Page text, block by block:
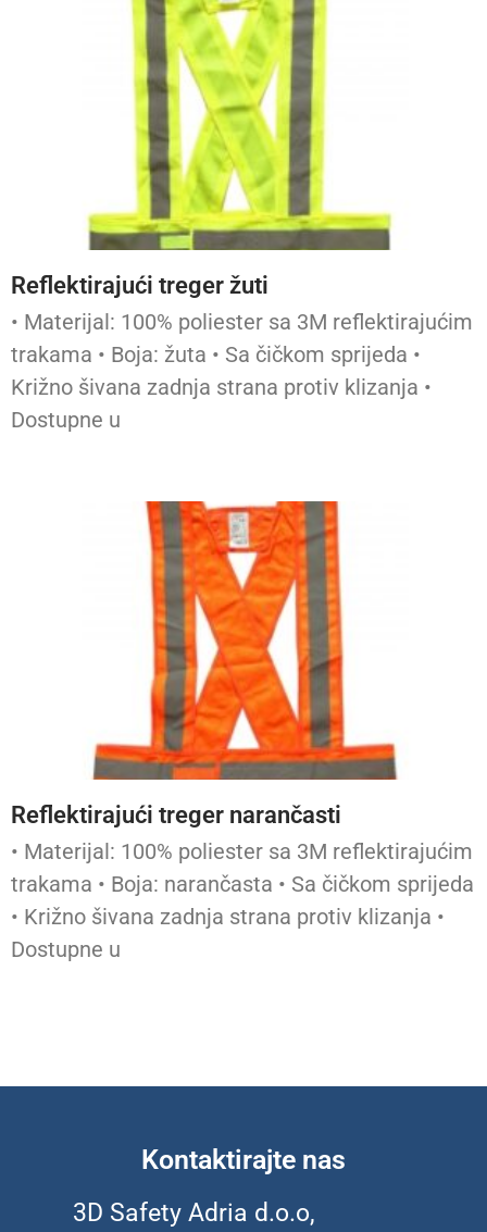
Reflektirajući treger žuti
• Materijal: 100% poliester sa 3M reflektirajućim
trakama ​• Boja: žuta • Sa čičkom sprijeda •
Križno šivana zadnja strana protiv klizanja •
Dostupne u
Reflektirajući treger narančasti
• Materijal: 100% poliester sa 3M reflektirajućim
trakama • Boja: narančasta • Sa čičkom sprijeda
• Križno šivana zadnja strana protiv klizanja •
Dostupne u
Kontaktirajte nas
3D Safety Adria d.o.o,